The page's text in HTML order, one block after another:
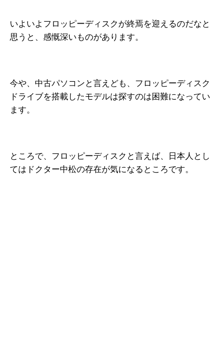
いよいよフロッピーディスクが終焉を迎えるのだなと
思うと、感慨深いものがあります。
今や、中古パソコンと言えども、フロッピーディスク
ドライブを搭載したモデルは探すのは困難になってい
ます。
ところで、フロッピーディスクと言えば、日本人とし
てはドクター中松の存在が気になるところです。